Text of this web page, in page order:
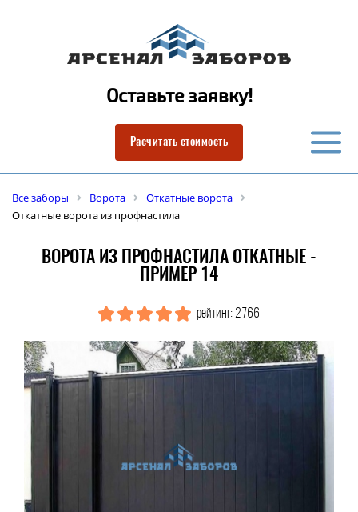
Оставьте заявку!
Расчитать стоимость
Все заборы Ворота
Откатные ворота
Откатные ворота из профнастила
ВОРОТА ИЗ ПРОФНАСТИЛА ОТКАТНЫЕ -
ПРИМЕР 14
рейтинг: 2766